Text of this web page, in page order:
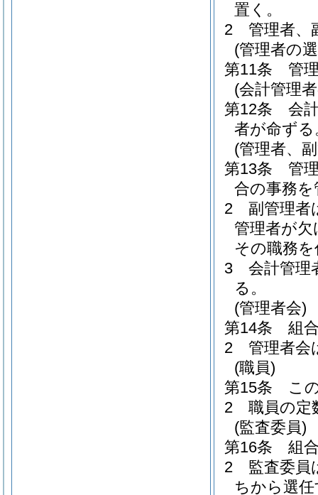
置く。
2
管理者、
(管理者の
第11条
管
(会計管理
第12条
会
者が命ずる
(管理者、
第13条
管
合の事務
2
副管理者
管理者が
その職務
3
会計管理
る。
(管理者会)
第14条
組
2
管理者会
(職員)
第15条
こ
2
職員の定
(監査委員)
第16条
組
2
監査委員
ちから選